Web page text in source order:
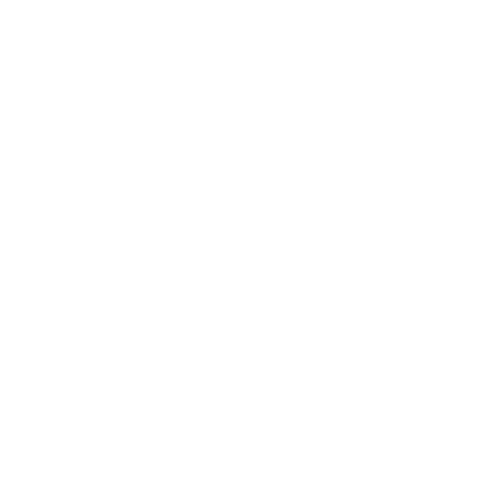
или
количества
и лиц с